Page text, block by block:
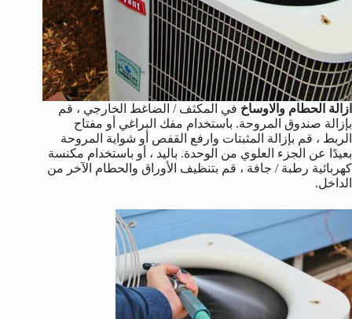
ازالة الحطام والاوساخ في المكثف / الضاغط الخارجي ، قم
بإزالة صندوق المروحة. باستخدام مفك البراغي أو مفتاح
الربط ، قم بإزالة المثبتات وارفع القفص أو شواية المروحة
بعيدًا عن الجزء العلوي من الوحدة. باليد ، أو باستخدام مكنسة
كهربائية رطبة / جافة ، قم بتنظيف الأوراق والحطام الآخر من
الداخل.